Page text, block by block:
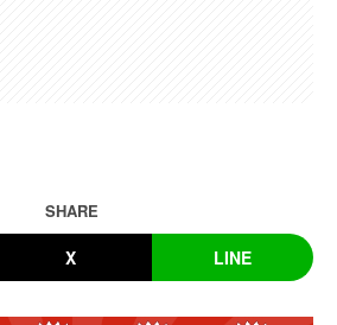
SHARE
X LINE